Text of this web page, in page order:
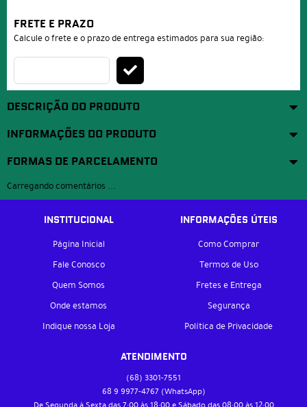
FRETE E PRAZO
Calcule o frete e o prazo de entrega estimados para sua região:
DESCRIÇÃO DO PRODUTO
INFORMAÇÕES DO PRODUTO
FORMAS DE PARCELAMENTO
Carregando comentários ...
INSTITUCIONAL
Página Inicial
Fale Conosco
Quem Somos
Onde estamos
Indique nossa Loja
INFORMAÇÕES ÚTEIS
Como Comprar
Termos de Uso
Fretes e Entrega
Segurança
Política de Privacidade
ATENDIMENTO
(68) 3301-7551
68 9 9977-4767 (WhatsApp)